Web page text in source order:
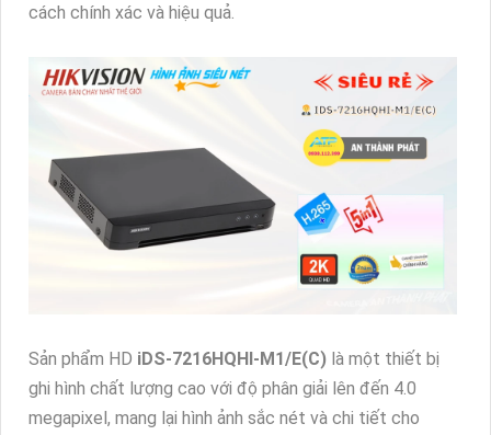
cách chính xác và hiệu quả.
Sản phẩm HD iDS-7216HQHI-M1/E(C) là một thiết bị
ghi hình chất lượng cao với độ phân giải lên đến 4.0
megapixel, mang lại hình ảnh sắc nét và chi tiết cho